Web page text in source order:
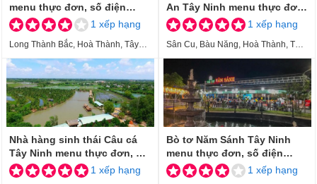
menu thực đơn, số điện
thoại, địa chỉ
1 xếp hạng
Long Thành Bắc, Hoà Thành, Tây
Ninh
An Tây Ninh menu thực đơn,
số điện thoại, địa chỉ1 xếp hạng
Sân Cu, Bàu Năng, Hoà Thành, Tây
Ninh
Nhà hàng sinh thái Câu cá
Tây Ninh menu thực đơn, số
điện thoại, địa chỉ1 xếp hạng
Bò tơ Năm Sánh Tây Ninh
menu thực đơn, số điện
thoại, địa chỉ
1 xếp hạng